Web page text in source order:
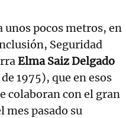
unos pocos metros, en
Seguridad
Elma Saiz Delgado
1975), que en esos
colaboran con el gran
mes pasado su